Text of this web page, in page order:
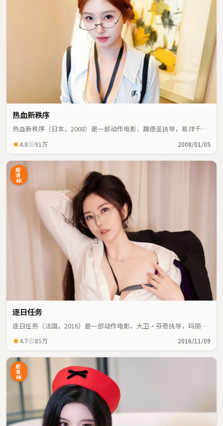
热血新秩序
热血新秩序（日本，2008）是一部动作电影，魏德圣执导，易烊千
4.8 91万 2008/01/05
超
清
4K
逐日任务
逐日任务（法国，2016）是一部动作电影，大卫·芬奇执导，玛丽昂
凑。4.7 85万 2016/11/09
超
清
4K